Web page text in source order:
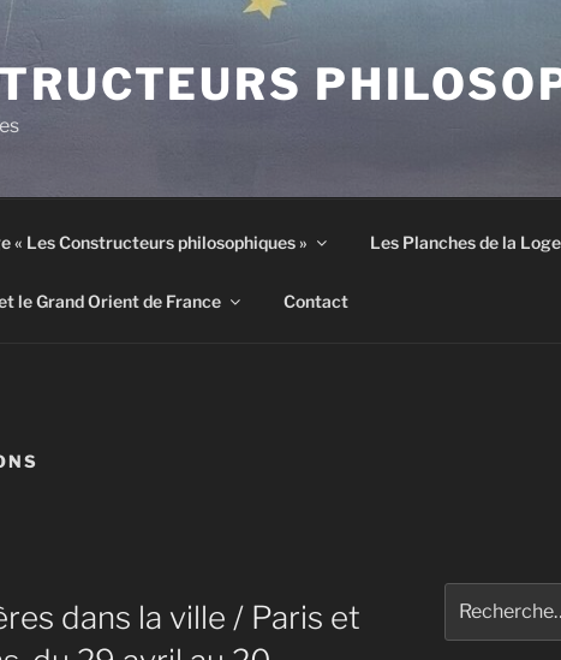
« Les Constructeurs philosophiques » Les Planches de la Loge
le Grand Orient de France Contact
dans la ville / Paris et
pour
: